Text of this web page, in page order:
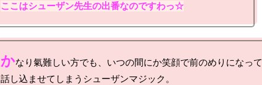
ここはシューザン先生の出番なのですわっ☆
かなり氣難しい方でも、いつの間にか笑顔で前のめりになって
話し込ませてしまうシューザンマジック。